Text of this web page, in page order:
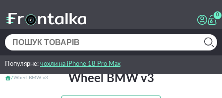
0
Популярне: чохли на iPhone 18 Pro Max
Wheel BMW v3 Wheel BMW v3